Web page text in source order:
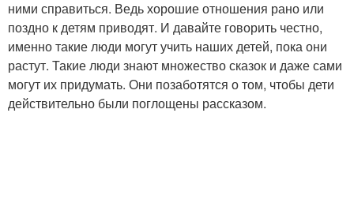
ними справиться. Ведь хорошие отношения рано или
поздно к детям приводят. И давайте говорить честно,
именно такие люди могут учить наших детей, пока они
растут. Такие люди знают множество сказок и даже сами
могут их придумать. Они позаботятся о том, чтобы дети
действительно были поглощены рассказом.